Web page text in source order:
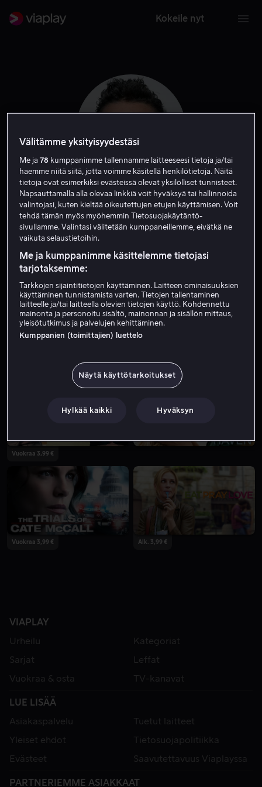
Kokeile nyt
David Lyons
Näyttelijä
Vuokraa 3,99 €
Vuokraa 3,99 € Alk. 3,99 €
VIAPLAY
Urheilu
Kategoriat
Sarjat
Leffat
Vuokraa & osta
TV-kanavat
LUE LISÄÄ
Asiakaspalvelu
Tuetut laitteet
Yleiset ehdot
Tietosuojapolitiikka
Evästeet
Saavutettavuus Viaplayssa
PARTNERIEMME ASIAKKAAT
Välitämme yksityisyydestäsi
Me ja78 kumppanimme tallennamme laitteeseesi tietoja ja/tai
haemme niitä siitä, jotta voimme käsitellä henkilötietoja. Näitä
tietoja ovat esimerkiksi evästeissä olevat yksilölliset tunnisteet.
Napsauttamalla alla olevaa linkkiä voit hyväksyä tai hallinnoida
valintojasi, kuten kieltää oikeutettujen etujen käyttämisen. Voit
tehdä tämän myös myöhemmin Tietosuojakäytäntö-
sivullamme. Valintasi välitetään kumppaneillemme, eivätkä ne
vaikuta selaustietoihin.
Me ja kumppanimme käsittelemme tietojasi
tarjotaksemme:
Tarkkojen sijaintitietojen käyttäminen. Laitteen ominaisuuksien
käyttäminen tunnistamista varten. Tietojen tallentaminen
laitteelle ja/tai laitteella olevien tietojen käyttö. Kohdennettu
mainonta ja personoitu sisältö, mainonnan ja sisällön mittaus,
yleisötutkimus ja palvelujen kehittäminen.
Kumppanien (toimittajien) luettelo
Näytä käyttötarkoitukset
Hylkää kaikki Hyväksyn